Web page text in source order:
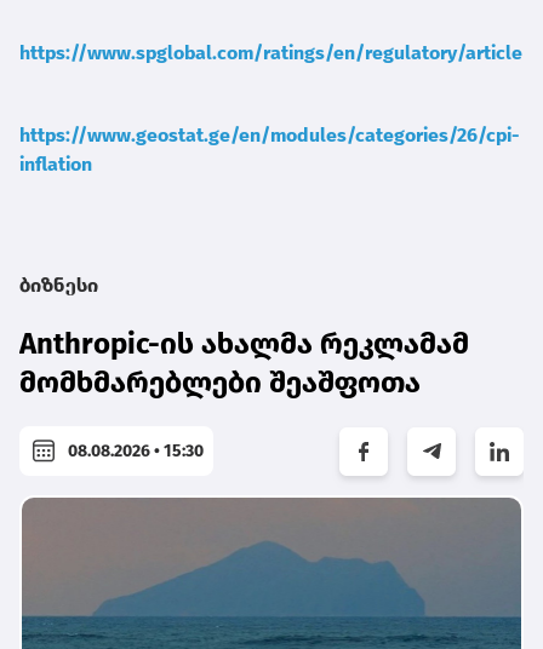
https://www.spglobal.com/ratings/en/regulatory/
https://www.geostat.ge/en/modules/categories/26/cpi-
inflation
ბიზნესი
Anthropic-ის ახალმა რეკლამამ
მომხმარებლები შეაშფოთა
08.08.2026 • 15:30